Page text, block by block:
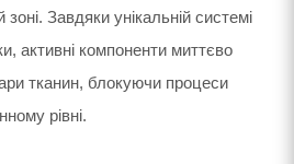
зоні. Завдяки унікальній системі
активні компоненти миттєво
тканин, блокуючи процеси
рівні.